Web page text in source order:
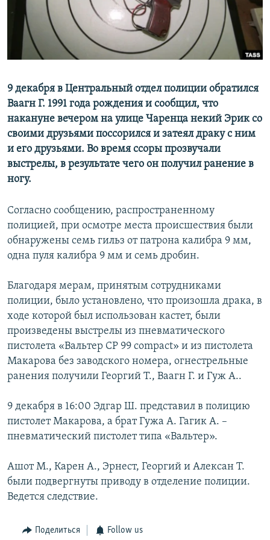
Հայերեն
English
Все сайты Радио Азатутюн
9 декабря в Центральный отдел полиции обратился
Ваагн Г. 1991 года рождения и сообщил, что
накануне вечером на улице Чаренца некий Эрик со
своими друзьями поссорился и затеял драку с ним
и его друзьями. Во время ссоры прозвучали
выстрелы, в результате чего он получил ранение в
ногу.
Согласно сообщению, распространенному
полицией, при осмотре места происшествия были
обнаружены семь гильз от патрона калибра 9 мм,
одна пуля калибра 9 мм и семь дробин.
Благодаря мерам, принятым сотрудниками
полиции, было установлено, что произошла драка, в
ходе которой был использован кастет, были
произведены выстрелы из пневматического
пистолета «Вальтер CP 99 compact» и из пистолета
Макарова без заводского номера, огнестрельные
ранения получили Георгий Т., Ваагн Г. и Гуж А..
9 декабря в 16:00 Эдгар Ш. представил в полицию
пистолет Макарова, а брат Гужа А. Гагик А. –
пневматический пистолет типа «Вальтер».
Ашот М., Карен А., Эрнест, Георгий и Алексан Т.
были подвергнуты приводу в отделение полиции.
Ведется следствие.
Поделиться Follow us